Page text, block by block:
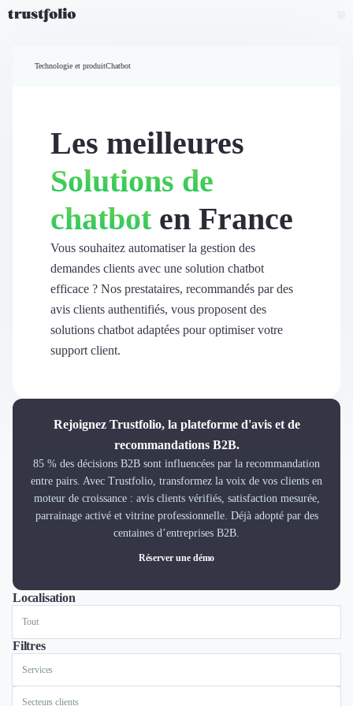
Widgets d'avis
Partage d’avis multicanal
Vidéo de témoignage
Révéler le réseau
Vitrine & média
Suivi du ROI
Voir tous nos avis clients
Découvrir
Découvrir le média
Cabinet de Recrutement
Conseil en Management et Organisation
Gestion paie
Qualité de Vie au Travail (QVT)
Portage Salarial
Coaching
Accueil
Technologie et produitChatbot
Les meilleures
Solutions de
chatbot en France
Vous souhaitez automatiser la gestion des
demandes clients avec une solution chatbot
efficace ? Nos prestataires, recommandés par des
avis clients authentifiés, vous proposent des
solutions chatbot adaptées pour optimiser votre
support client.
Rejoignez Trustfolio, la plateforme d'avis et de
recommandations B2B.
85 % des décisions B2B sont influencées par la recommandation
entre pairs. Avec Trustfolio, transformez la voix de vos clients en
moteur de croissance : avis clients vérifiés, satisfaction mesurée,
parrainage activé et vitrine professionnelle. Déjà adopté par des
centaines d’entreprises B2B.
Réserver une démo
Localisation
ToutLyonParis
Filtres
Services
Secteurs clients